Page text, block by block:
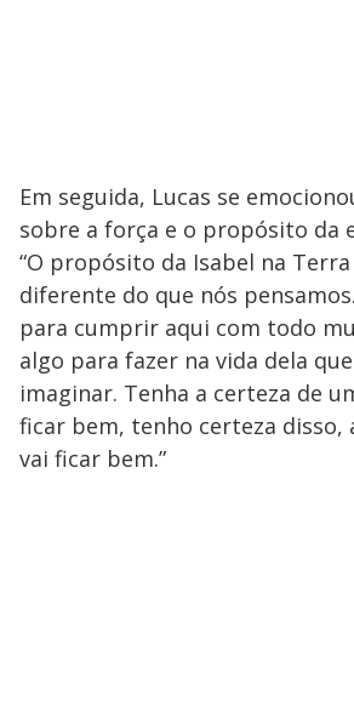
Em seguida, Lucas se
sobre a força e o propósito da
“O propósito da Isabel na
diferente do que nós
para cumprir aqui com todo
algo para fazer na vida dela
imaginar. Tenha a certeza de
ficar bem, tenho certeza disso,
vai ficar bem.”